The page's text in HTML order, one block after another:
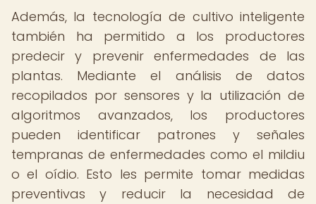
Además, la tecnología de cultivo inteligente
también ha permitido a los productores
predecir y prevenir enfermedades de las
plantas. Mediante el análisis de datos
recopilados por sensores y la utilización de
algoritmos avanzados, los productores
pueden identificar patrones y señales
tempranas de enfermedades como el mildiu
o el oídio. Esto les permite tomar medidas
preventivas y reducir la necesidad de